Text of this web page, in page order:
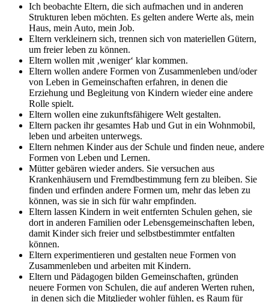
Ich beobachte Eltern, die sich aufmachen und in anderen
Strukturen leben möchten. Es gelten andere Werte als, mein
Haus, mein Auto, mein Job.
Eltern verkleinern sich, trennen sich von materiellen Gütern,
um freier leben zu können.
Eltern wollen mit ‚weniger‘ klar kommen.
Eltern wollen andere Formen von Zusammenleben und/oder
von Leben in Gemeinschaften erfahren, in denen die
Erziehung und Begleitung von Kindern wieder eine andere
Rolle spielt.
Eltern wollen eine zukunftsfähigere Welt gestalten.
Eltern packen ihr gesamtes Hab und Gut in ein Wohnmobil,
leben und arbeiten unterwegs.
Eltern nehmen Kinder aus der Schule und finden neue, andere
Formen von Leben und Lernen.
Mütter gebären wieder anders. Sie versuchen aus
Krankenhäusern und Fremdbestimmung fern zu bleiben. Sie
finden und erfinden andere Formen um, mehr das leben zu
können, was sie in sich für wahr empfinden.
Eltern lassen Kindern in weit entfernten Schulen gehen, sie
dort in anderen Familien oder Lebensgemeinschaften leben,
damit Kinder sich freier und selbstbestimmter entfalten
können.
Eltern experimentieren und gestalten neue Formen von
Zusammenleben und arbeiten mit Kindern.
Eltern und Pädagogen bilden Gemeinschaften, gründen
neuere Formen von Schulen, die auf anderen Werten ruhen,
in denen sich die Mitglieder wohler fühlen, es Raum für